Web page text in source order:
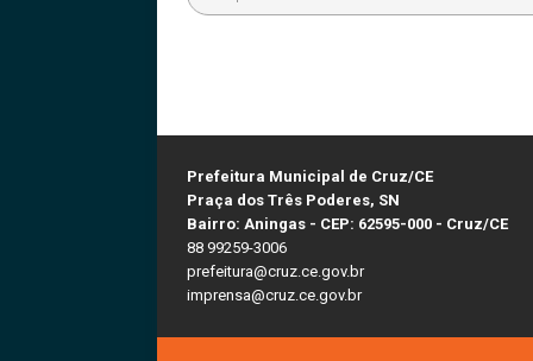
Prefeitura Municipal de Cruz/CE
Praça dos Três Poderes, SN
Bairro: Aningas - CEP: 62595-000 - Cruz/CE
88 99259-3006
prefeitura@cruz.ce.gov.br
imprensa@cruz.ce.gov.br